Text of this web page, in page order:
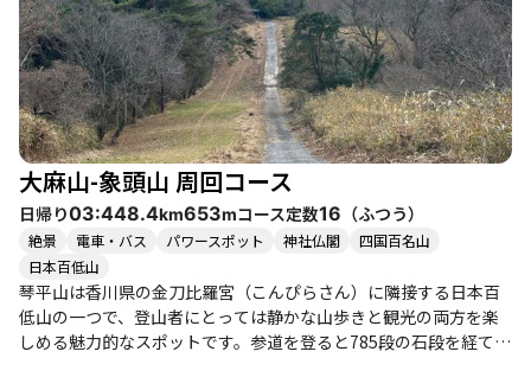
り、ここからの眺望は特に素晴らしく、瀬戸内海や讃岐平野の美
しい景色が広がります。大麻山への道は整備されており、歩きや
すいので、ゆったりとした稜線歩きを楽しむことができます。 大
麻山の山頂には展望台があり、ここからは丸亀市や瀬戸大橋、さ
らには遠くの剣山系まで見渡せる絶景が待っています。特に晴れ
た日には、海の青さと山々の緑が織りなす美しいコントラストを
楽しむことができます。 下山は金刀比羅宮の奥社を経由し、長い
石段を下ることになりますが、途中の景色や神社の雰囲気も楽し
めます。特に、奥社への1368段の階段は、登山の疲れを癒すご褒
美のような存在です。 このトレイルは、季節ごとに異なる魅力を
持ち、春には桜、秋には紅葉が楽しめます。また、周辺には讃岐
うどんの名店も多く、登山後には美味しい食事を楽しむことがで
きます。特に「山下うどん」や「灸まんうどん」は、登山者に人
気のスポットです。 金比羅トレイルは、自然の美しさと歴史的な
神社を同時に楽しめる、まさに四国の魅力が詰まったコースで
大麻山-象頭山 周回コース
日帰り03:448.4km653mコース定数16 （ふつう）
絶景 電車・バス パワースポット 神社仏閣
四国百名山
日本百低山
琴平山は香川県の金刀比羅宮（こんぴらさん）に隣接する日本百
低山の一つで、登山者にとっては静かな山歩きと観光の両方を楽
しめる魅力的なスポットです。参道を登ると785段の石段を経て本